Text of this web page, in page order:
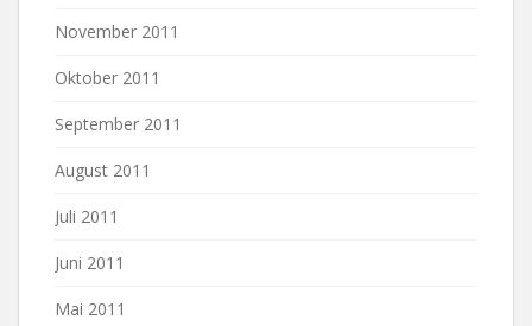
November 2011
Oktober 2011
September 2011
August 2011
Juli 2011
Juni 2011
Mai 2011